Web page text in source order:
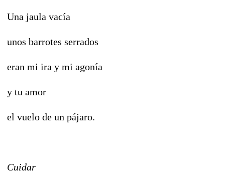
Una jaula vacía
unos barrotes serrados
eran mi ira y mi agonía
y tu amor
el vuelo de un pájaro.
Cuidar